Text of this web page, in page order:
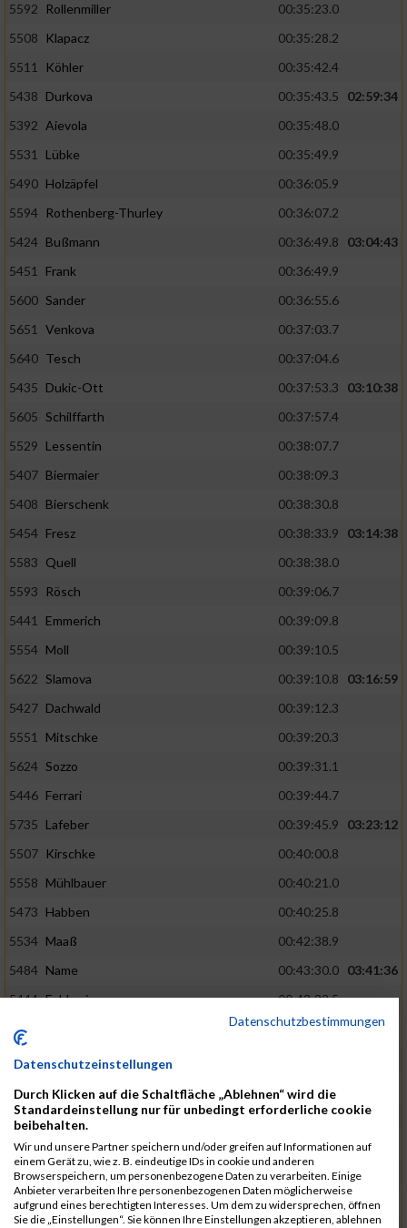
5592
Rollenmiller
00:35:23.0
5508
Klapacz
00:35:28.2
5511
Köhler
00:35:42.4
5438 Durkova 00:35:43.5
02:59:34
5392 Aievola
00:35:48.0
5531
Lübke
00:35:49.9
5490 Holzäpfel
00:36:05.9
5594 Rothenberg-Thurley
00:36:07.2
5424 Bußmann 00:36:49.8
03:04:43
5451
Frank
00:36:49.9
5600 Sander
00:36:55.6
5651
Venkova
00:37:03.7
5640 Tesch
00:37:04.6
5435 Dukic-Ott 00:37:53.3
03:10:38
5605 Schilffarth
00:37:57.4
5529 Lessentin
00:38:07.7
5407 Biermaier
00:38:09.3
5408 Bierschenk
00:38:30.8
5454 Fresz 00:38:33.9
03:14:38
5583 Quell
00:38:38.0
5593
Rösch
00:39:06.7
5441
Emmerich
00:39:09.8
5554 Moll
00:39:10.5
5622 Slamova 00:39:10.8
03:16:59
5427 Dachwald
00:39:12.3
5551
Mitschke
00:39:20.3
5624 Sozzo
00:39:31.1
5446 Ferrari
00:39:44.7
5735 Lafeber 00:39:45.9
03:23:12
5507 Kirschke
00:40:00.8
5558 Mühlbauer
00:40:21.0
5473 Habben
00:40:25.8
5534 Maaß
00:42:38.9
5484 Name 00:43:30.0 03:41:36
5444 Feldmaier
00:43:33.5
5595
00:44:00.3
5520
Name
5652
Volkmann
00:46:09.0
5437 Dunkel 00:46:10.3 03:53:33
5493 Huse
00:46:18.7
5539 Mang
00:46:59.2
5580 Prendin
00:47:01.0
Datenschutzbestimmungen
Datenschutzeinstellungen
Durch Klicken auf die Schaltfläche „Ablehnen“ wird die
Standardeinstellung nur für unbedingt erforderliche cookie
beibehalten.
Wir und unsere Partner speichern und/oder greifen auf Informationen auf
einem Gerät zu, wie z. B. eindeutige IDs in cookie und anderen
Browserspeichern, um personenbezogene Daten zu verarbeiten. Einige
Anbieter verarbeiten Ihre personenbezogenen Daten möglicherweise
aufgrund eines berechtigten Interesses. Um dem zu widersprechen, öffnen
Sie die „Einstellungen“. Sie können Ihre Einstellungen akzeptieren, ablehnen